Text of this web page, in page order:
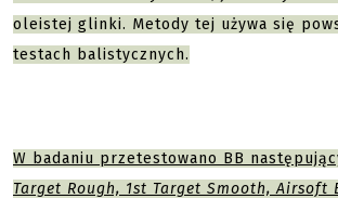
oleistej glinki. Metody tej używa się
testach balistycznych.
W badaniu przetestowano BB
Target Rough, 1st Target Smooth, Airsoft